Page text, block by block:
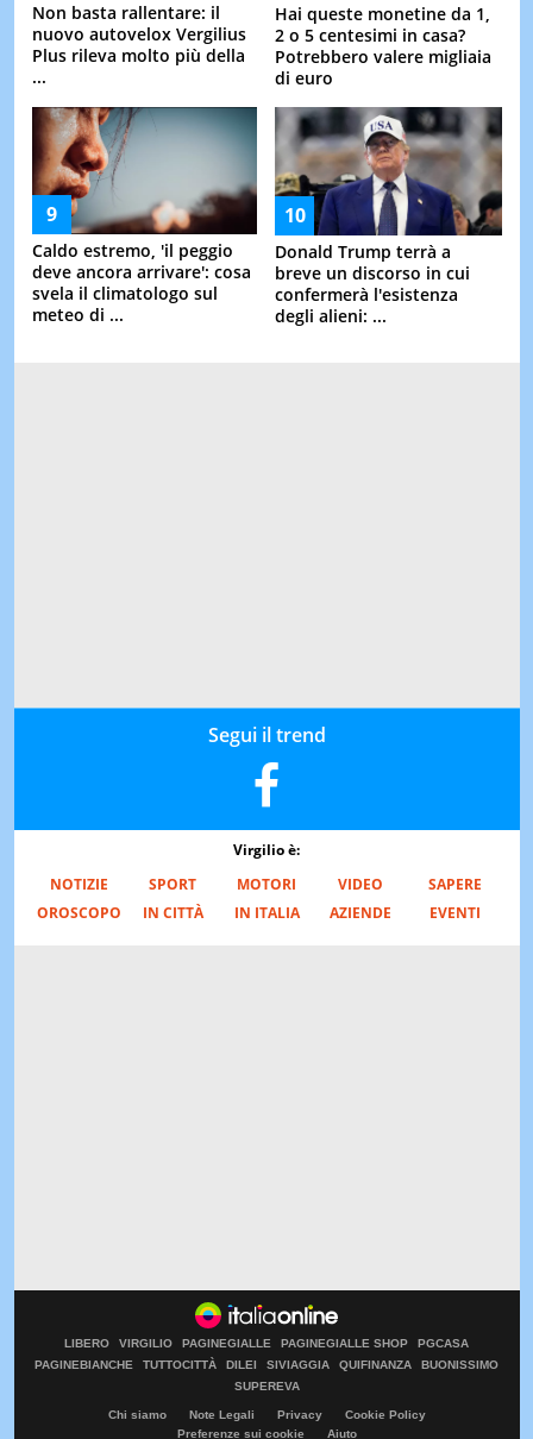
Non basta rallentare: il
nuovo autovelox Vergilius
Plus rileva molto più della
...
Hai queste monetine da 1,
2 o 5 centesimi in casa?
Potrebbero valere migliaia
di euro
Caldo estremo, 'il peggio
deve ancora arrivare': cosa
svela il climatologo sul
meteo di ...
Donald Trump terrà a
breve un discorso in cui
confermerà l'esistenza
degli alieni: ...
Segui il trend
Virgilio è:
NOTIZIE
SPORT MOTORI VIDEO
SAPERE
OROSCOPO
IN CITTÀ IN ITALIA AZIENDE EVENTI
LIBERO VIRGILIO PAGINEGIALLE PAGINEGIALLE SHOP
PGCASA
PAGINEBIANCHE
TUTTOCITTÀ DILEI SIVIAGGIA QUIFINANZA
BUONISSIMO
SUPEREVA
Chi siamo Note Legali Privacy
Cookie Policy
Preferenze sui cookie
Aiuto